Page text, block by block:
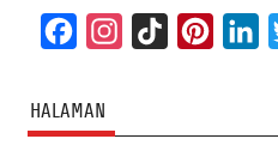
c
e
t
T
t
k
HALAMAN